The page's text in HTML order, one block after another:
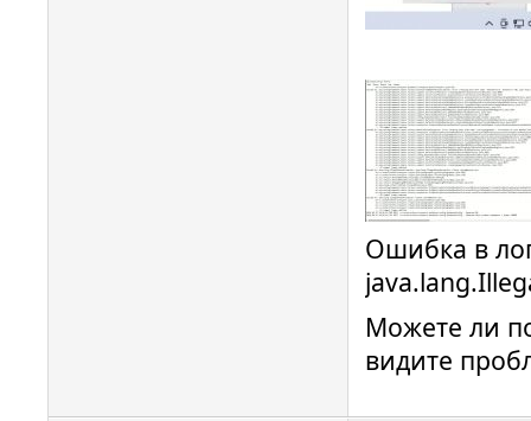
Ошибка в
Можете ли
видите